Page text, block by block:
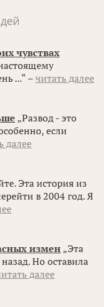
чувствах
...“ – читать далее
„Развод - это
если
далее
Эта история из
в 2004 год. Я
измен „Эта
Но оставила
далее